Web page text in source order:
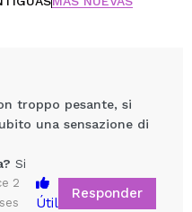
troppo pesante, si
una sensazione di
Si
2
Útil
Responder